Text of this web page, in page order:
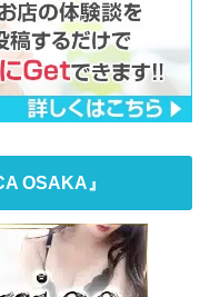
OSAKA』